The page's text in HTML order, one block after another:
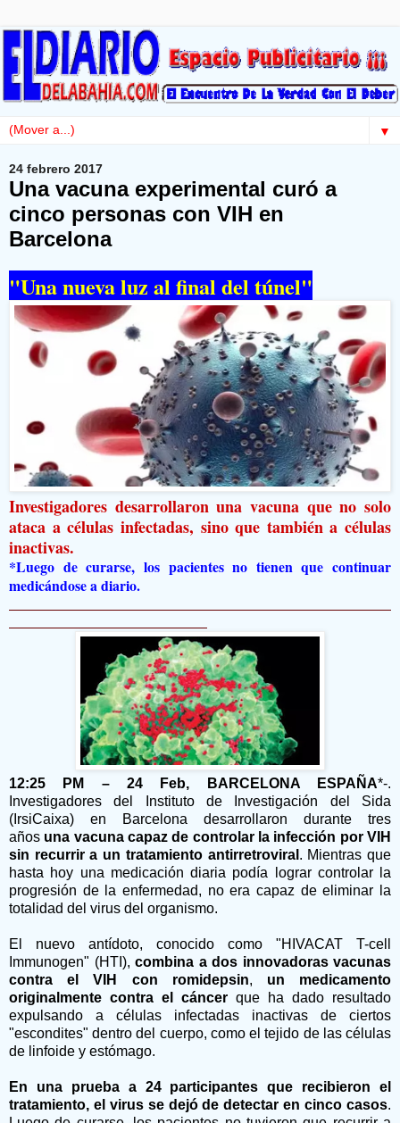
▼
24 febrero 2017
Una vacuna experimental curó a
cinco personas con VIH en
Barcelona
"Una nueva luz al final del túnel"
Investigadores desarrollaron una vacuna que no solo
ataca a células infectadas, sino que también a células
inactivas.
*Luego de curarse, los pacientes no tienen que continuar
medicándose a diario.
12:25 PM – 24 Feb, BARCELONA ESPAÑA*-.
Investigadores del Instituto de Investigación del Sida
(IrsiCaixa) en Barcelona desarrollaron durante tres
años una vacuna capaz de controlar la infección por VIH
sin recurrir a un tratamiento antirretroviral . Mientras que
hasta hoy una medicación diaria podía lograr controlar la
progresión de la enfermedad, no era capaz de eliminar la
totalidad del virus del organismo.
El nuevo antídoto, conocido como "HIVACAT T-cell
Immunogen" (HTI), combina a dos innovadoras vacunas
contra el VIH con romidepsin, un medicamento
originalmente contra el cáncer que ha dado resultado
expulsando a células infectadas inactivas de ciertos
"escondites" dentro del cuerpo, como el tejido de las células
de linfoide y estómago.
En una prueba a 24 participantes que recibieron el
tratamiento, el virus se dejó de detectar en cinco casos.